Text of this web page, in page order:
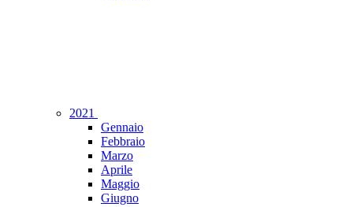
2021
Gennaio
Febbraio
Marzo
Aprile
Maggio
Giugno